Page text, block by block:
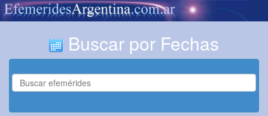
Buscar por Fechas